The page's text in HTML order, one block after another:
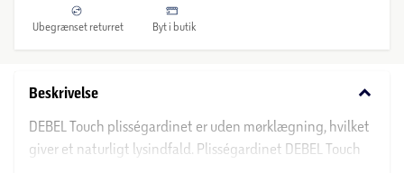
Ubegrænset returret Byt i butik
Beskrivelse keyboard_arrow_down
DEBEL Touch plisségardinet er uden mørklægning, hvilket
giver et naturligt lysindfald. Plisségardinet DEBEL Touch